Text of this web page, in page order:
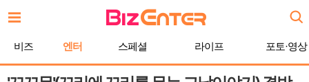
문
비즈 엔터 스페셜 라이프 포토·영상